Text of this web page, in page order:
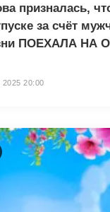
призналась,
за счёт
ПОЕХАЛА НА
20:00